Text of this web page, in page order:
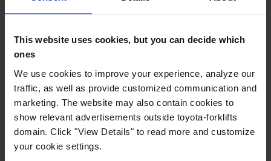
This website uses cookies, but you can decide which
ones
We use cookies to improve your experience, analyze our
traffic, as well as provide customized communication and
marketing. The website may also contain cookies to
show relevant advertisements outside toyota-forklifts
domain. Click "View Details" to read more and customize
your cookie settings.
poreuze oppervlakken
Met RAM-mounts kan je vele kanten op, maar wat
heb je precies nodig?
Een werken RAM-systeem bestaat altijd uit een
basis, een verbinding/arm en een
apparatuurhouder. Dit alles is een goede basis voor
uw individuele houder.
Welke basis moet je gebruiken?
Afhankelijk van het gewicht van de te installeren